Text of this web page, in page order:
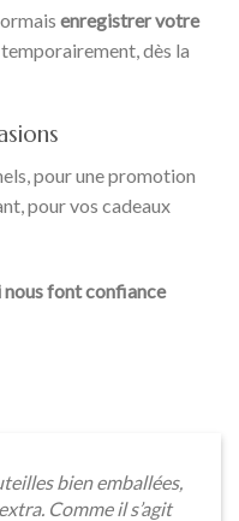
enregistrer votre
dès la
pour une promotion
pour vos cadeaux
nous font confiance
bien emballées,
Comme il s’agit